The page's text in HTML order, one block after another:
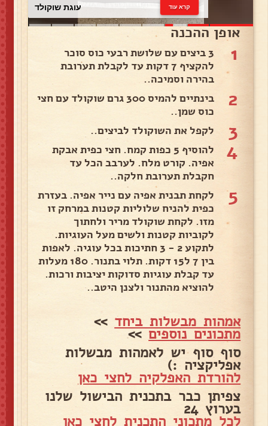
עוגת שוקולד קרא עוד
אופן ההכנה
1
3 ביצים עם שלושת רבעי כוס סוכר
להקציף 7 דקות עד לקבלת תערובת
בהירה וסמיכה..
2
בינתיים להמיס 300 גרם שוקולד עם חצי
כוס שמן..
3 לקפל את השוקולד לביצים..
4
להוסיף 5 כפות קמח. חצי כפית אבקת
אפיה. קורט מלח. לערבב הכל עד
חקבלת תערובת חלקה..
5
לקחת תבנית אפיה עם נייר אפיה. בעזרת
כפית להניח שלוליות קטנות במרחק זו
מזו. לקחת שוקולד מריר ולחתוך
לקוביות קטנות ולשים מעל העוגיות.
לתקוע 2 - 3 חתיכות בכל עוגיה. לאפות
בין 7 ל15 דקות. תלוי בתנור. 180 מעלות
עד קבלת עוגיות סדוקות יציבות ורכות.
להוציא מהתנור ולצנן היטב..
אמהות מבשלות ביחד >>
מתכונים נוספים>>
סוף סוף יש לאמהות מבשלות
אפליקציה :)
להורדת האפלקיה לחצי כאן
צפיתן כבר בתכנית הבישול שלנו
בערוץ 24
לכל מתכוני התכנית לחצי כאן